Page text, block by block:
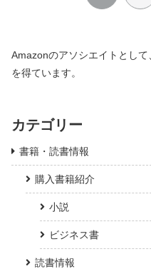
Amazonのアソシエイトとし
を得ています。
カテゴリー
書籍・読書情報
購入書籍紹介
小説
ビジネス書
読書情報